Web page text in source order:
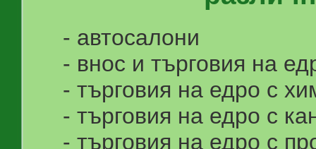
- автосалони
- внос и търговия на
- търговия на едро с
- търговия на едро с
- търговия на едро с